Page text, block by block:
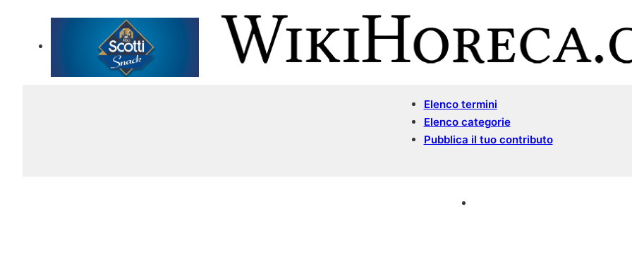
Elenco termini
Elenco categorie
Pubblica il tuo contributo